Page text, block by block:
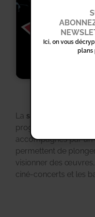
La saison 2025/2026
programmation riche
accompagnés par un
permettent de
visionner des
ciné-concerts et les
Ici, on vous
plans